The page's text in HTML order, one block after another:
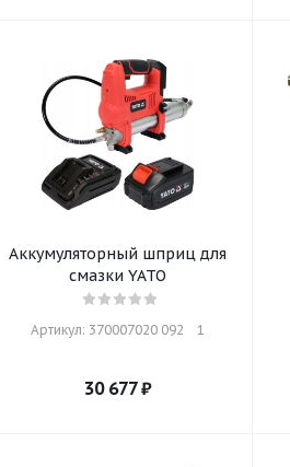
Аккумуляторный шприц для
смазки YATO
Артикул: 370007020 092    1
30 677₽